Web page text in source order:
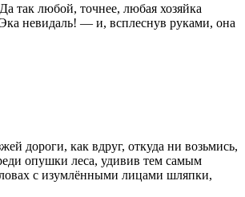
так любой, точнее, любая хозяйка
невидаль! — и, всплеснув руками, она
дороги, как вдруг, откуда ни возьмись,
опушки леса, удивив тем самым
с изумлёнными лицами шляпки,